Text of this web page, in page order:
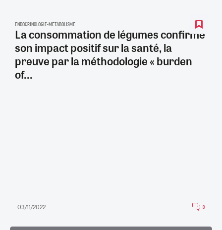
ENDOCRINOLOGIE-MÉTABOLISME
La consommation de légumes confirme
son impact positif sur la santé, la
preuve par la méthodologie « burden
of...
03/11/2022 0